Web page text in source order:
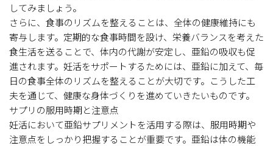
してみましょう。
さらに、食事のリズムを整えることは、全体の健康維持にも
寄与します。定期的な食事時間を設け、栄養バランスを考えた
食生活を送ることで、体内の代謝が安定し、亜鉛の吸収も促
進されます。妊活をサポートするためには、亜鉛に加えて、毎
日の食事全体のリズムを整えることが大切です。こうした工
夫を通じて、健康な身体づくりを進めていきたいものです。
サプリの服用時期と注意点
妊活において亜鉛サプリメントを活用する際は、服用時期や
注意点をしっかり把握することが重要です。亜鉛は体の機能